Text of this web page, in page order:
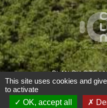
PLAN DU SITE|
ACCESSIBILITÉ :
DES COOKIES|
This site uses cookies and
to activate
OK, accept all